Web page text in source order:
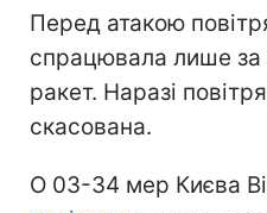
Перед атакою
спрацювала лише за
ракет. Наразі
скасована.
О 03-34 мер Києва